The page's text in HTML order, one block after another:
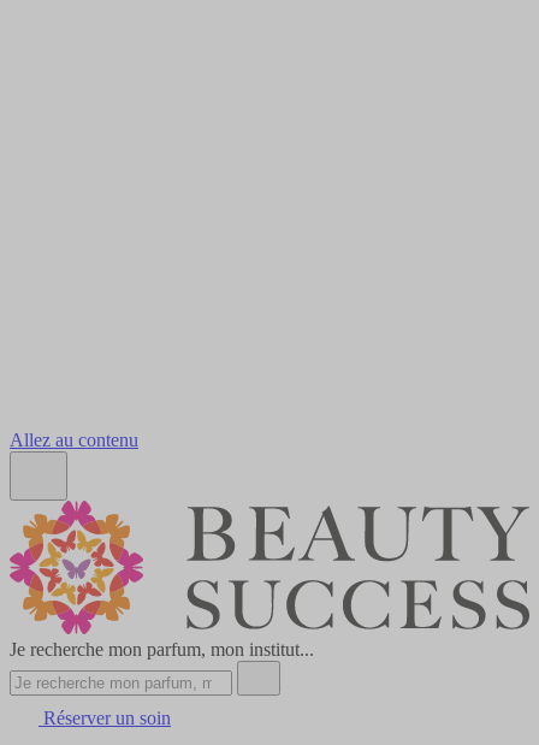
Allez au contenu
Je recherche mon parfum, mon institut...
Réserver un soin